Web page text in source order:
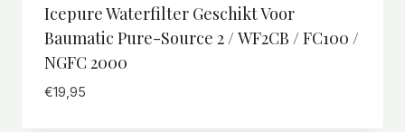
Icepure Waterfilter Geschikt Voor
Baumatic Pure-Source 2 / WF2CB / FC100 /
NGFC 2000
€19,95